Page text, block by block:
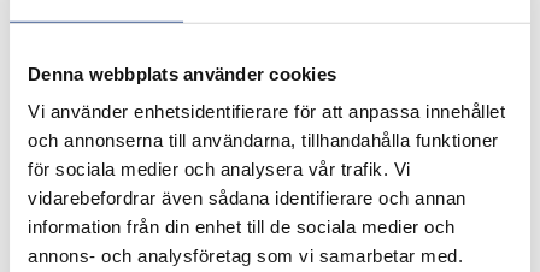
Denna webbplats använder cookies
Vi använder enhetsidentifierare för att anpassa innehållet
och annonserna till användarna, tillhandahålla funktioner
för sociala medier och analysera vår trafik. Vi
vidarebefordrar även sådana identifierare och annan
information från din enhet till de sociala medier och
annons- och analysföretag som vi samarbetar med.
Afsendelse samme dag ved bestilling
inden kl 10
Artikelnr. Beskrivelse
167075 Arbejdsbord 500 mm.